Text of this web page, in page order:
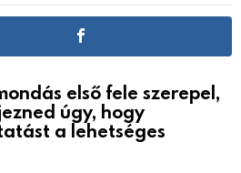
első fele szerepel,
úgy, hogy
a lehetséges